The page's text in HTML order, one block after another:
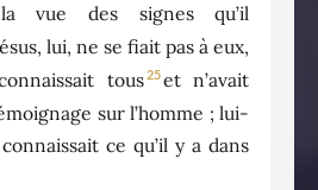
vue des signes qu’il
lui, ne se fiait pas à eux,
tous25et n’avait
sur l’homme ; lui-
ce qu’il y a dans